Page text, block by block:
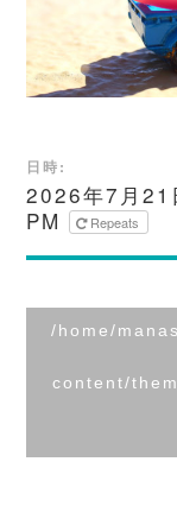
日時:
2026年7月
PM
Repeats
/home/
content/